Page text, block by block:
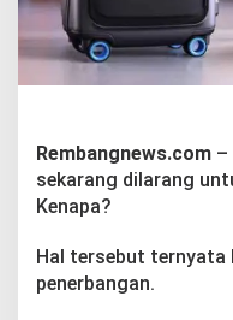
n
g
D
a
n
s
Rembangnews.com –
sekarang dilarang
Kenapa?
Hal tersebut ternyata
penerbangan.